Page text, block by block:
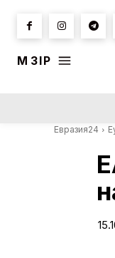
МӘЗІР
Евразия24